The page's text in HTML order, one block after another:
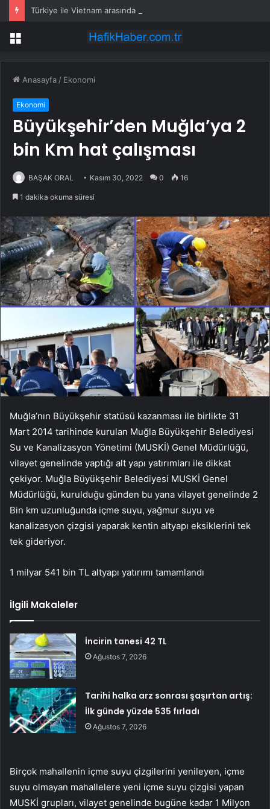
Menü
Anasayfa / Ekonomi
Ekonomi
Büyükşehir’den Muğla’ya 2
bin Km hat çalışması
BAŞAK ORAL Kasım 30, 2022 0 16
1 dakika okuma süresi
Muğla’nın Büyükşehir statüsü kazanması ile birlikte 31
Mart 2014 tarihinde kurulan Muğla Büyükşehir Belediyesi
Su ve Kanalizasyon Yönetimi (MUSKİ) Genel Müdürlüğü,
vilayet genelinde yaptığı alt yapı yatırımları ile dikkat
çekiyor. Muğla Büyükşehir Belediyesi MUSKİ Genel
Müdürlüğü, kurulduğu günden bu yana vilayet genelinde 2
Bin km uzunluğunda içme suyu, yağmur suyu ve
kanalizasyon çizgisi yaparak kentin altyapı eksiklerini tek
tek gideriyor.
1 milyar 541 bin TL altyapı yatırımı tamamlandı
İlgili Makaleler
İncirin tanesi 42 TL
Ağustos 7, 2026
Tarihi halka arz sonrası şaşırtan artış:
İlk günde yüzde 535 fırladı
Ağustos 7, 2026
Birçok mahallenin içme suyu çizgilerini yenileyen, içme
suyu olmayan mahallelere yeni içme suyu çizgisi yapan
MUSKİ grupları, vilayet genelinde bugüne kadar 1 Milyon